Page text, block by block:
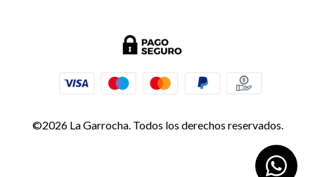
©2026 La Garrocha. Todos los derechos reservados.